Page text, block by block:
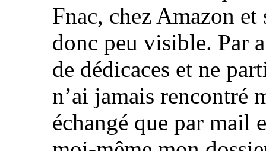
Fnac, chez Amazon
donc peu visible. Par
de dédicaces et ne
n’ai jamais rencontré
échangé que par mail